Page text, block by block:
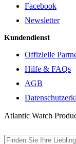
Facebook
Newsletter
Kundendienst
Offizielle
Hilfe & FAQs
AGB
Atlantic Watch